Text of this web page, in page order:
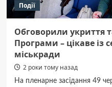
Події
Обговорили укриття
Програми – цікаве із
міськради
2 роки тому назад
На пленарне засідання 49